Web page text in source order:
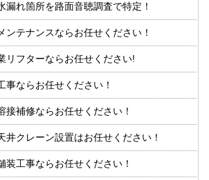
漏れ箇所を路面音聴調査で特定！
ンテナンスならお任せください！
リフターならお任せください!
事ならお任せください！
接補修ならお任せください！
井クレーン設置はお任せください！
装工事ならお任せください！